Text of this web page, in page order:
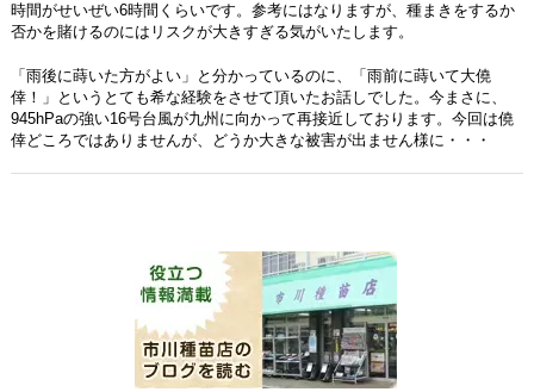
時間がせいぜい6時間くらいです。参考にはなりますが、種まきをするか
否かを賭けるのにはリスクが大きすぎる気がいたします。
「雨後に蒔いた方がよい」と分かっているのに、「雨前に蒔いて大僥
倖！」というとても希な経験をさせて頂いたお話しでした。今まさに、
945hPaの強い16号台風が九州に向かって再接近しております。今回は僥
倖どころではありませんが、どうか大きな被害が出ません様に・・・